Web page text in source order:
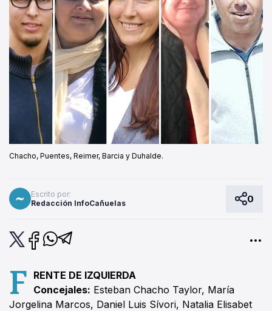
Chacho, Puentes, Reimer, Barcia y Duhalde.
Escrito por:
Redacción InfoCañuelas
0
F RENTE DE IZQUIERDA
Concejales: Esteban Chacho Taylor, María
Jorgelina Marcos, Daniel Luis Sívori, Natalia Elisabet